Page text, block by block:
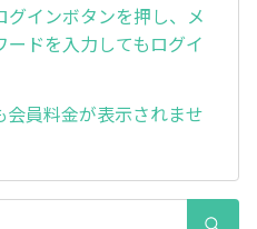
インボタンを押し、メ
ドを入力してもログイ
員料金が表示されませ